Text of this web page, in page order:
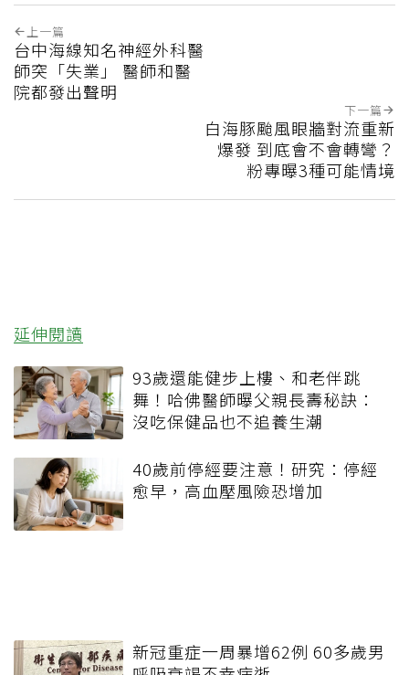
上一篇
台中海線知名神經外科醫
師突「失業」 醫師和醫
院都發出聲明
下一篇
白海豚颱風眼牆對流重新
爆發 到底會不會轉彎？
粉專曝3種可能情境
延伸閱讀
93歲還能健步上樓、和老伴跳
舞！哈佛醫師曝父親長壽秘訣：
沒吃保健品也不追養生潮
40歲前停經要注意！研究：停經
愈早，高血壓風險恐增加
新冠重症一周暴增62例 60多歲男